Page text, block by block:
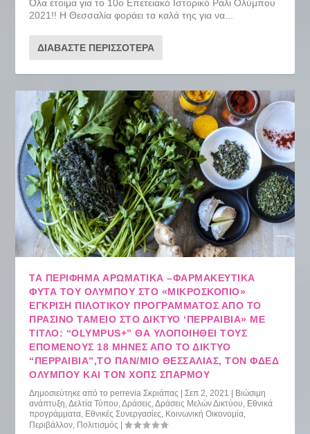
Όλα έτοιμα για το 10ο Επετειακό Ιστορικό Ράλι Ολύμπου
2021!! Η Θεσσαλία φοράει τα καλά της για να...
ΔΙΑΒΆΣΤΕ ΠΕΡΙΣΣΌΤΕΡΑ
ΤΑ ΠΕΡΊΦΗΜΑ ΑΡΩΜΑΤΙΚΆ –ΦΑΡΜΑΚΕΥΤΙΚΆ
ΦΥΤΆ ΤΟΥ ΟΛΎΜΠΟΥ ΣΤΟ «ΜΙΚΡΟΣΚΌΠΙΟ»
ΈΓΚΡΙΣΗ ΠΙΛΟΤΙΚΟΎ ΠΡΟΓΡΆΜΜΑΤΟΣ ΑΠΌ ΤΟ
ΠΡΆΣΙΝΟ ΤΑΜΕΊΟ ΣΤΟ ΔΊΚΤΥΟ ‘ΠΕΡΡΑΙΒΙΑ» ΜΕ
ΤΊΤΛΟ: “OLYMPUS+” ΘΑ ΥΛΟΠΟΙΗΘΕΊ ΤΟΥΣ
ΕΠΌΜΕΝΟΥΣ 18 ΜΉΝΕΣ ΑΠΌ ΤΟ ΔΊΚΤΥΟ
“ΠΕΡΡΑΙΒΙΑ”,ΤΟ ΠΑΝ/ΜΙΟ ΘΕΣΣΑΛΊΑΣ, ΤΟΝ ΦΔΕΔ
ΟΛΎΜΠΟΥ ΚΑΙ ΤΟΝ ΧΟΠΣ ΣΠΑΡΜΟΎ
Δημοσιεύτηκε από τοperrevia Σκριάπας |Σεπ 2, 2021
Βιώσιμη
ανάπτυξη,Δελτία Τύπου,Δράσεις,Δράσεις Μελών Δικτύου, Εθνικά
προγράμματα, Εθνικές Συνεργασίες, Κοινωνική Οικονομία,
Περιβάλλον, Πολιτισμός |